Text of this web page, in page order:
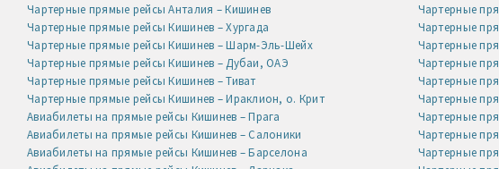
Чартерные прямые рейсы Анталия – Кишинев
Чартерные прямые рейсы Кишинев – Хургада
Чартерные прямые рейсы Кишинев – Шарм-Эль-Шейх
Чартерные прямые рейсы Кишинев – Дубаи, ОАЭ
Чартерные прямые рейсы Кишинев – Тиват
Чартерные прямые рейсы Кишинев – Ираклион, о. Крит
Авиабилеты на прямые рейсы Кишинев – Прага
Авиабилеты на прямые рейсы Кишинев – Салоники
Авиабилеты на прямые рейсы Кишинев – Барселона
Чартерные
Чартерные
Чартерные
Чартерные
Чартерные
Чартерные
Чартерные
Чартерные
Чартерные